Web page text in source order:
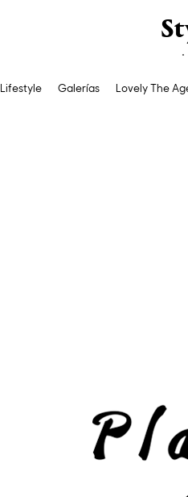
Lifestyle Galerías Lovely The